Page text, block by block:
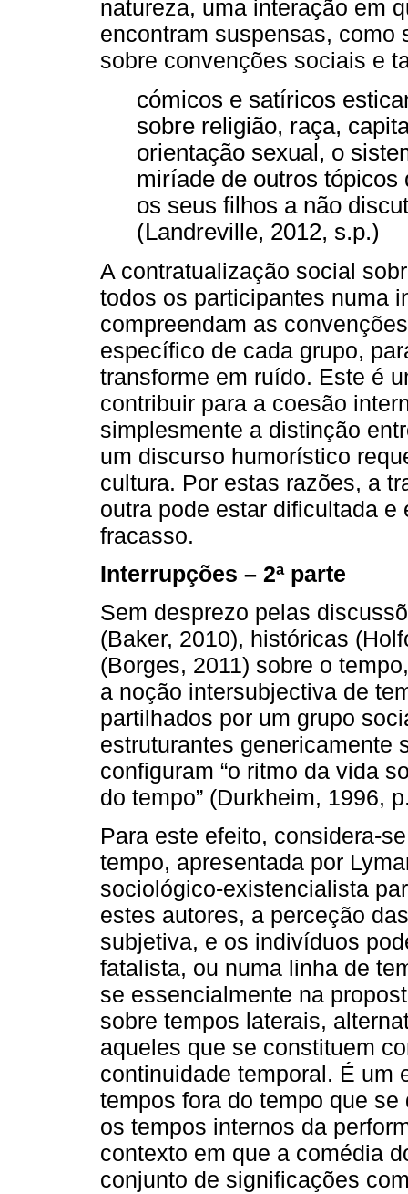
natureza, uma interação em
encontram suspensas, como
sobre convenções sociais e
cómicos e satíricos
sobre religião, raça,
orientação sexual, o
miríade de outros
os seus filhos a não
(Landreville, 2012, s.p.)
A contratualização social
todos os participantes numa
compreendam as
específico de cada grupo,
transforme em ruído. Este é
contribuir para a coesão
simplesmente a distinção
um discurso humorístico
cultura. Por estas razões, a
outra pode estar dificultada
fracasso.
Interrupções – 2ª parte
Sem desprezo pelas
(Baker, 2010), históricas
(Borges, 2011) sobre o
a noção intersubjectiva de
partilhados por um grupo
estruturantes genericamente
configuram “o ritmo da vida
do tempo” (Durkheim, 1996,
Para este efeito, considera-
tempo, apresentada por
sociológico-existencialista
estes autores, a perceção
subjetiva, e os indivíduos
fatalista, ou numa linha de
se essencialmente na
sobre tempos laterais,
aqueles que se constituem
continuidade temporal. É um
tempos fora do tempo que
os tempos internos da
contexto em que a comédia
conjunto de significações